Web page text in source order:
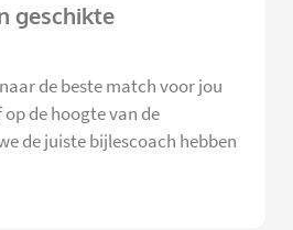
geschikte
de beste match voor jou
de hoogte van de
de juiste bijlescoach hebben